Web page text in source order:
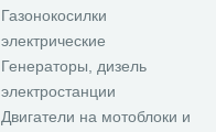
Газонокосилки
электрические
Генераторы, дизель
электростанции
Двигатели на мотоблоки и